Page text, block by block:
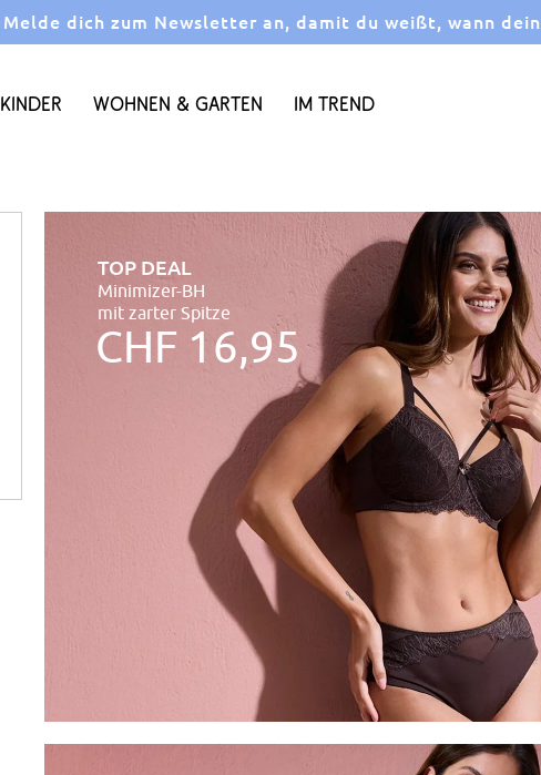
Melde dich zum Newsletter an, damit du weißt, wann
Kinder Wohnen & Garten Im Trend
TOP DEAL
Minimizer-BH
mit zarter Spitze
CHF 16,95